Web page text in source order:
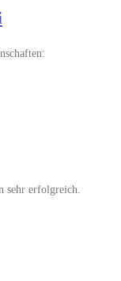
sehr erfolgreich.